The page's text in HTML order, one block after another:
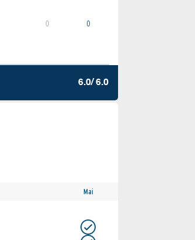
0 0
6.0/ 6.0
Mai